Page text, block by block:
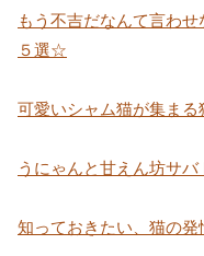
もう不吉だなんて言わ
５選☆
可愛いシャム猫が集ま
うにゃんと甘えん坊サ
知っておきたい、猫の